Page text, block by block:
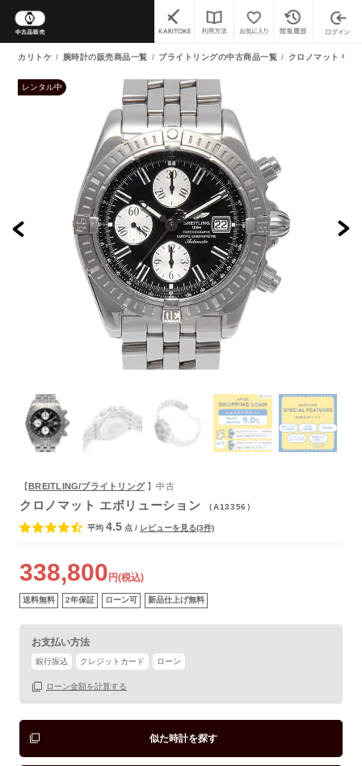
カリトケ 腕時計の販売商品一覧 ブライトリングの中古商品一覧 クロノマット 中古
レンタル中
【 BREITLING/ブライトリング】中古
クロノマット エボリューション （A13356）
平均 4.5 点 / レビューを見る(3件)
338,800 円(税込)
送料無料 2年保証 ローン可 新品仕上げ無料
お支払い方法
銀行振込 クレジットカード ローン
ローン金額を計算する
似た時計を探す